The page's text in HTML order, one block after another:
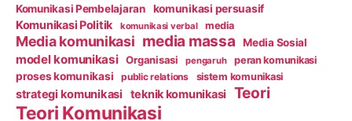
Komunikasi Pembelajaran komunikasi persuasif
Komunikasi Politik komunikasi verbal media
Media komunikasi media massa Media Sosial
model komunikasi Organisasi pengaruh peran komunikasi
proses komunikasi public relations sistem komunikasi
strategi komunikasi teknik komunikasi Teori
Teori Komunikasi